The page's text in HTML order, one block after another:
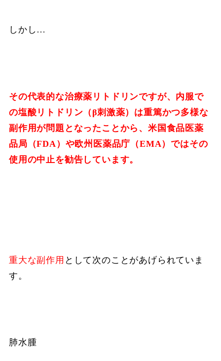
しかし…
その代表的な治療薬リトドリンですが、内服で
の塩酸リトドリン（β刺激薬）は重篤かつ多様な
副作用が問題となったことから、米国食品医薬
品局（FDA）や欧州医薬品庁（EMA）ではその
使用の中止を勧告しています。
重大な副作用 として次のことがあげられていま
す。
肺水腫